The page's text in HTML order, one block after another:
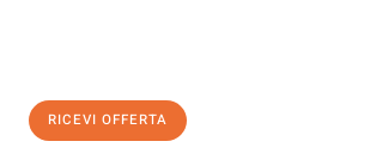
RICEVI OFFERTA